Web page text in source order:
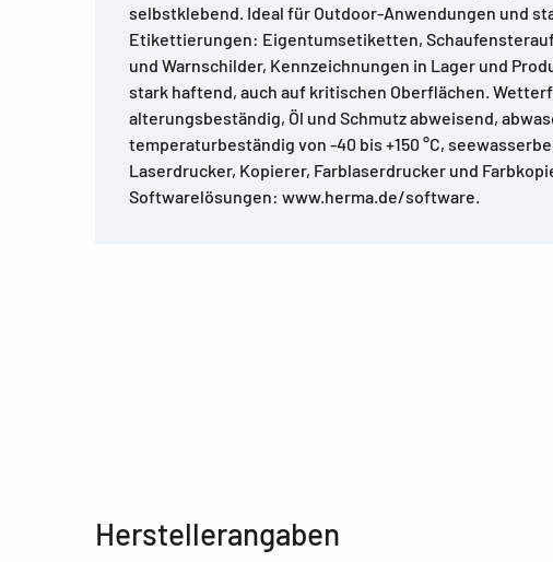
selbstklebend. Ideal für Outdoor-Anwendungen und
Etikettierungen: Eigentumsetiketten,
und Warnschilder, Kennzeichnungen in Lager und
stark haftend, auch auf kritischen Oberflächen.
alterungsbeständig, Öl und Schmutz abweisend,
temperaturbeständig von -40 bis +150 °C,
Laserdrucker, Kopierer, Farblaserdrucker und
Softwarelösungen: www.herma.de/software.
Herstellerangaben